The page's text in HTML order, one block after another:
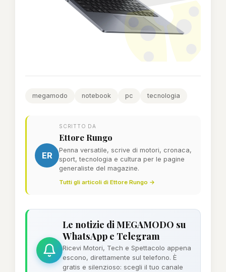
megamodo notebook pc tecnologia
ER
SCRITTO DA
Ettore Rungo
Penna versatile, scrive di motori, cronaca,
sport, tecnologia e cultura per le pagine
generaliste del magazine.
Tutti gli articoli di Ettore Rungo →
Le notizie di MEGAMODO su
WhatsApp e Telegram
Ricevi Motori, Tech e Spettacolo appena
escono, direttamente sul telefono. È
gratis e silenzioso: scegli il tuo canale